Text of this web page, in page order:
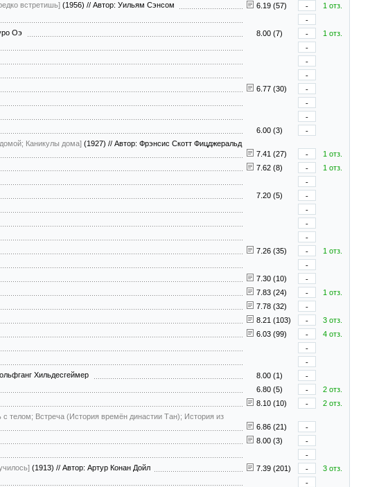
встретишь] (1956) // Автор: Уильям Сэнсом 6.19 (57) -
1 отз.
-
Оэ 8.00 (7) -
1 отз.
-
-
-
6.77 (30)
-
-
-
6.00 (3)
-
Каникулы дома] (1927) // Автор: Фрэнсис Скотт Фицджеральд
7.41 (27)
-
1 отз.
7.62 (8) -
1 отз.
-
7.20 (5)
-
-
-
-
7.26 (35) -
1 отз.
-
7.30 (10)
-
7.83 (24) -
1 отз.
7.78 (32)
-
8.21 (103) -
3 отз.
6.03 (99) -
4 отз.
-
-
Хильдесгеймер 8.00 (1)
-
6.80 (5) -
2 отз.
8.10 (10) -
2 отз.
с телом; Встреча (История времён династии Тан); История из
6.86 (21)
-
8.00 (3)
-
-
(1913) // Автор: Артур Конан Дойл 7.39 (201) -
3 отз.
-